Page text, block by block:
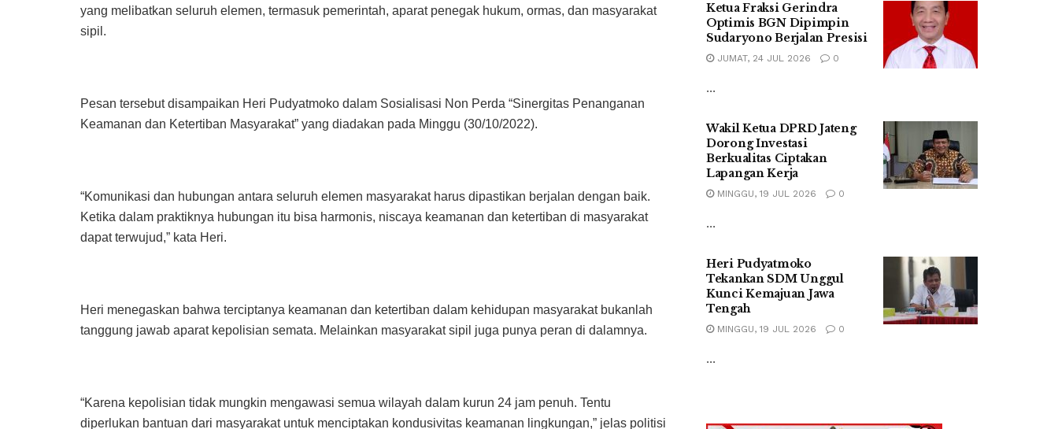
yang melibatkan seluruh elemen, termasuk pemerintah, aparat penegak hukum, ormas, dan masyarakat
sipil.
Pesan tersebut disampaikan Heri Pudyatmoko dalam Sosialisasi Non Perda “Sinergitas Penanganan
Keamanan dan Ketertiban Masyarakat” yang diadakan pada Minggu (30/10/2022).
“Komunikasi dan hubungan antara seluruh elemen masyarakat harus dipastikan berjalan dengan baik.
Ketika dalam praktiknya hubungan itu bisa harmonis, niscaya keamanan dan ketertiban di masyarakat
dapat terwujud,” kata Heri.
Heri menegaskan bahwa terciptanya keamanan dan ketertiban dalam kehidupan masyarakat bukanlah
tanggung jawab aparat kepolisian semata. Melainkan masyarakat sipil juga punya peran di dalamnya.
“Karena kepolisian tidak mungkin mengawasi semua wilayah dalam kurun 24 jam penuh. Tentu
diperlukan bantuan dari masyarakat untuk menciptakan kondusivitas keamanan lingkungan,” jelas politisi
Ketua Fraksi Gerindra
Optimis BGN Dipimpin
Sudaryono Berjalan Presisi
JUMAT, 24 JUL 2026 0
...
Wakil Ketua DPRD Jateng
Dorong Investasi
Berkualitas Ciptakan
Lapangan Kerja
MINGGU, 19 JUL 2026 0
...
Heri Pudyatmoko
Tekankan SDM Unggul
Kunci Kemajuan Jawa
Tengah
MINGGU, 19 JUL 2026 0
...